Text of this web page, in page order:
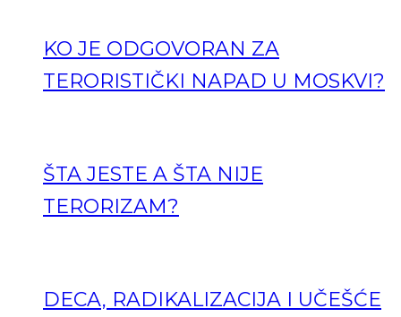
KO JE ODGOVORAN ZA
TERORISTIČKI NAPAD U MOSKVI?
ŠTA JESTE A ŠTA NIJE
TERORIZAM?
DECA, RADIKALIZACIJA I UČEŠĆE